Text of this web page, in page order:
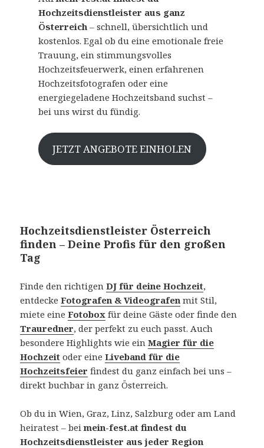
Hochzeitsdienstleister aus ganz
Österreich– schnell, übersichtlich und
kostenlos. Egal ob du eine emotionale freie
Trauung, ein stimmungsvolles
Hochzeitsfeuerwerk, einen erfahrenen
Hochzeitsfotografen oder eine
energiegeladene Hochzeitsband suchst –
bei uns wirst du fündig.
JETZT ANGEBOTE EINHOLEN
Hochzeitsdienstleister Österreich
finden – Deine Profis für den großen
Tag
Finde den richtigenDJ für deine Hochzeit,
entdeckeFotografen & Videografen mit Stil,
miete eineFotobox für deine Gäste oder finde den
Trauredner, der perfekt zu euch passt. Auch
besondere Highlights wie einMagier für die
Hochzeit oder eineLiveband für die
Hochzeitsfeier findest du ganz einfach bei uns –
direkt buchbar in ganz Österreich.
Ob du in Wien, Graz, Linz, Salzburg oder am Land
heiratest – beimein-fest.at findest du
Hochzeitsdienstleister aus jeder Region